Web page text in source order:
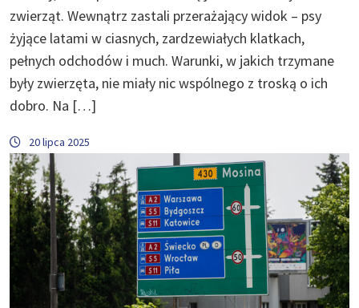
zwierząt. Wewnątrz zastali przerażający widok – psy
żyjące latami w ciasnych, zardzewiałych klatkach,
pełnych odchodów i much. Warunki, w jakich trzymane
były zwierzęta, nie miały nic wspólnego z troską o ich
dobro. Na […]
20 lipca 2025